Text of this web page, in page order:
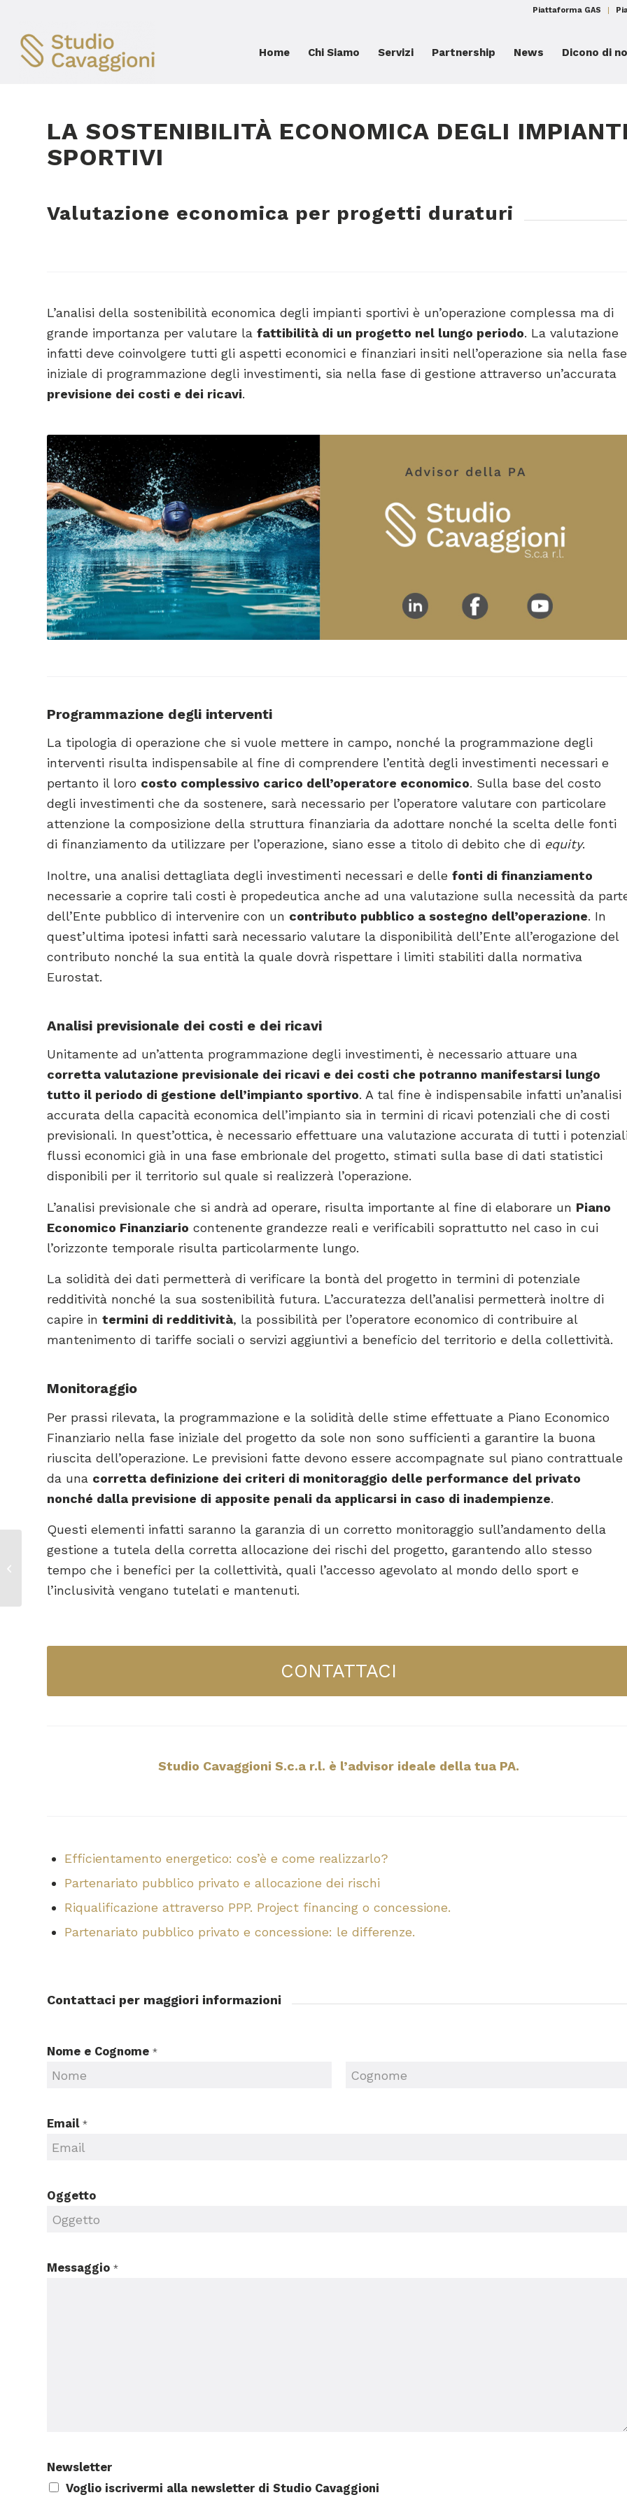
Piattaforma GAS
Home Chi Siamo Servizi Partnership News Dicono di
LA SOSTENIBILITÀ ECONOMICA DEGLI
SPORTIVI
Valutazione economica per progetti duraturi
L’analisi della sostenibilità economica degli impianti sportivi è un’operazione complessa ma di
grande importanza per valutare la fattibilità di un progetto nel lungo periodo. La valutazione
infatti deve coinvolgere tutti gli aspetti economici e finanziari insiti nell’operazione sia nella fase
iniziale di programmazione degli investimenti, sia nella fase di gestione attraverso un’accurata
previsione dei costi e dei ricavi.
Programmazione degli interventi
La tipologia di operazione che si vuole mettere in campo, nonché la programmazione degli
interventi risulta indispensabile al fine di comprendere l’entità degli investimenti necessari e
pertanto il loro costo complessivo carico dell’operatore economico. Sulla base del costo
degli investimenti che da sostenere, sarà necessario per l’operatore valutare con particolare
attenzione la composizione della struttura finanziaria da adottare nonché la scelta delle fonti
di finanziamento da utilizzare per l’operazione, siano esse a titolo di debito che di equity.
Inoltre, una analisi dettagliata degli investimenti necessari e delle fonti di finanziamento
necessarie a coprire tali costi è propedeutica anche ad una valutazione sulla necessità da
dell’Ente pubblico di intervenire con un contributo pubblico a sostegno dell’operazione. In
quest’ultima ipotesi infatti sarà necessario valutare la disponibilità dell’Ente all’erogazione del
contributo nonché la sua entità la quale dovrà rispettare i limiti stabiliti dalla normativa
Eurostat.
Analisi previsionale dei costi e dei ricavi
Unitamente ad un’attenta programmazione degli investimenti, è necessario attuare una
corretta valutazione previsionale dei ricavi e dei costi che potranno manifestarsi lungo
tutto il periodo di gestione dell’impianto sportivo. A tal fine è indispensabile infatti un’analisi
accurata della capacità economica dell’impianto sia in termini di ricavi potenziali che di costi
previsionali. In quest’ottica, è necessario effettuare una valutazione accurata di tutti i
flussi economici già in una fase embrionale del progetto, stimati sulla base di dati statistici
disponibili per il territorio sul quale si realizzerà l’operazione.
L’analisi previsionale che si andrà ad operare, risulta importante al fine di elaborare un Piano
Economico Finanziario contenente grandezze reali e verificabili soprattutto nel caso in cui
l’orizzonte temporale risulta particolarmente lungo.
La solidità dei dati permetterà di verificare la bontà del progetto in termini di potenziale
redditività nonché la sua sostenibilità futura. L’accuratezza dell’analisi permetterà inoltre di
capire in termini di redditività, la possibilità per l’operatore economico di contribuire al
mantenimento di tariffe sociali o servizi aggiuntivi a beneficio del territorio e della collettività.
Monitoraggio
Per prassi rilevata, la programmazione e la solidità delle stime effettuate a Piano Economico
Finanziario nella fase iniziale del progetto da sole non sono sufficienti a garantire la buona
riuscita dell’operazione. Le previsioni fatte devono essere accompagnate sul piano contrattuale
da una corretta definizione dei criteri di monitoraggio delle performance del privato
nonché dalla previsione di apposite penali da applicarsi in caso di inadempienze.
Questi elementi infatti saranno la garanzia di un corretto monitoraggio sull’andamento della
gestione a tutela della corretta allocazione dei rischi del progetto, garantendo allo stesso
tempo che i benefici per la collettività, quali l’accesso agevolato al mondo dello sport e
l’inclusività vengano tutelati e mantenuti.
CONTATTACI
Studio Cavaggioni S.c.a r.l. è l’advisor ideale della tua PA.
Efficientamento energetico: cos’è e come realizzarlo?
Partenariato pubblico privato e allocazione dei rischi
Riqualificazione attraverso PPP. Project financing o concessione.
Partenariato pubblico privato e concessione: le differenze.
Contattaci per maggiori informazioni
Nome e Cognome *
Email *
Oggetto
Messaggio *
Newsletter
Voglio iscrivermi alla newsletter di Studio Cavaggioni
PARTENARIATO
PUBBLICO-PRIVATO
(PSPP)